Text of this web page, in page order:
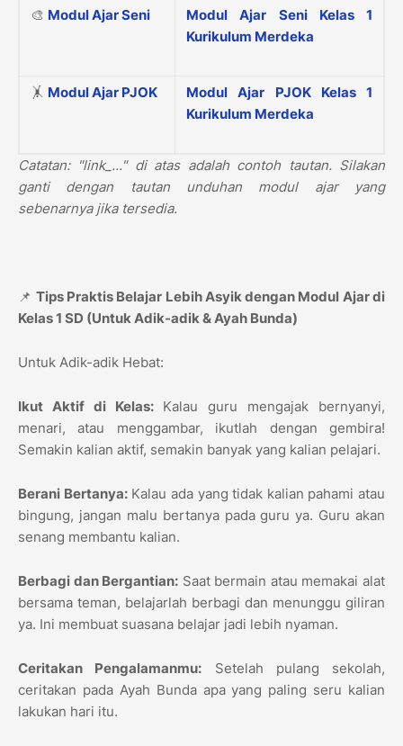
🎨 Modul Ajar Seni
Modul Ajar Seni Kelas 1
Kurikulum Merdeka
🤸 Modul Ajar PJOK
Modul Ajar PJOK Kelas 1
Kurikulum Merdeka
Catatan: "link_..." di atas adalah contoh tautan. Silakan
ganti dengan tautan unduhan modul ajar yang
sebenarnya jika tersedia.
📌 Tips Praktis Belajar Lebih Asyik dengan Modul Ajar di
Kelas 1 SD (Untuk Adik-adik & Ayah Bunda)
Untuk Adik-adik Hebat:
Ikut Aktif di Kelas:Kalau guru mengajak bernyanyi,
menari, atau menggambar, ikutlah dengan gembira!
Semakin kalian aktif, semakin banyak yang kalian pelajari.
Berani Bertanya:Kalau ada yang tidak kalian pahami atau
bingung, jangan malu bertanya pada guru ya. Guru akan
senang membantu kalian.
Berbagi dan Bergantian: Saat bermain atau memakai alat
bersama teman, belajarlah berbagi dan menunggu giliran
ya. Ini membuat suasana belajar jadi lebih nyaman.
Ceritakan Pengalamanmu: Setelah pulang sekolah,
ceritakan pada Ayah Bunda apa yang paling seru kalian
lakukan hari itu.